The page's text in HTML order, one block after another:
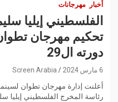
أخبار مهرجانات
الفلسطيني إيليا
تحكيم مهرجان
دورته ال29
6 مارس 2024 Screen Arabia
أعلنت إدارة مهرجان تطوان
رئاسة المخرج الفلسطيني إيليا